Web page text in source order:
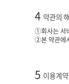
4 약관의
①회사는 서
②본 약관에
5 이용계